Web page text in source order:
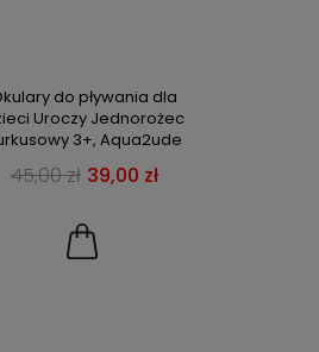
do pływania dla
Uroczy Jednorożec
3+, Aqua2ude
45,00 zł 39,00 zł